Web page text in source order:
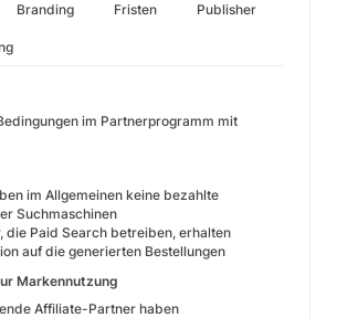
Branding Fristen Publisher
im Partnerprogramm mit
im Allgemeinen keine bezahlte
Suchmaschinen
die Paid Search betreiben, erhalten
auf die generierten Bestellungen
Markennutzung
Affiliate-Partner haben